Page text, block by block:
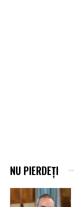
NU PIERDEȚI